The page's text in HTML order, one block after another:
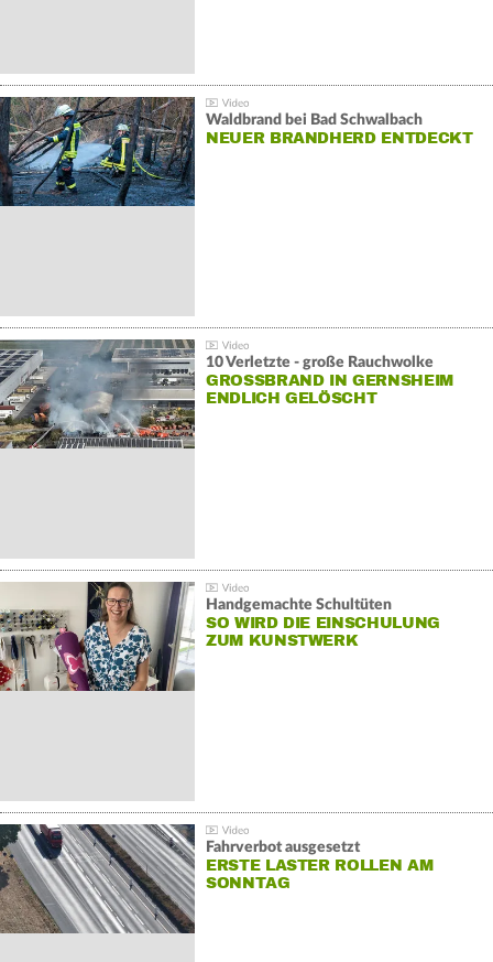
Waldbrand bei Bad Schwalbach
NEUER BRANDHERD ENTDECKT
10 Verletzte - große Rauchwolke
GROSSBRAND IN GERNSHEIM E
NDLICH GELÖSCHT
Handgemachte Schultüten
SO WIRD DIE EINSCHULUNG
ZUM KUNSTWERK
Fahrverbot ausgesetzt
ERSTE LASTER ROLLEN AM
SONNTAG